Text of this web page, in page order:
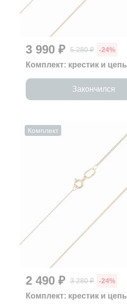
3 990 ₽ 5 280 ₽ -24%
Комплект: крестик и цепь
Закончился
Комплект
2 490 ₽ 3 280 ₽ -24%
Комплект: крестик и цепь